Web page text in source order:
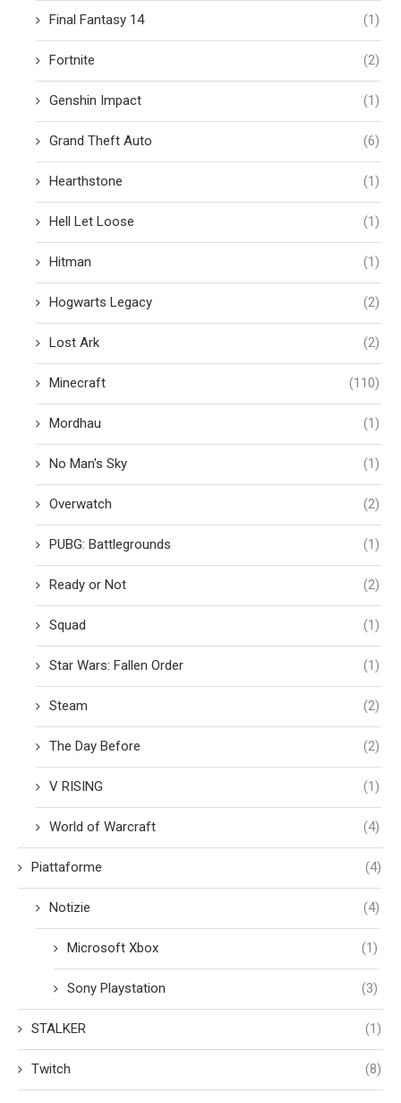
Final Fantasy 14 (1)
Fortnite (2)
Genshin Impact (1)
Grand Theft Auto (6)
Hearthstone (1)
Hell Let Loose (1)
Hitman (1)
Hogwarts Legacy (2)
Lost Ark (2)
Minecraft (110)
Mordhau (1)
No Man's Sky (1)
Overwatch (2)
PUBG: Battlegrounds (1)
Ready or Not (2)
Squad (1)
Star Wars: Fallen Order (1)
Steam (2)
The Day Before (2)
V RISING (1)
World of Warcraft (4)
Piattaforme (4)
Notizie (4)
Microsoft Xbox (1)
Sony Playstation (3)
STALKER (1)
Twitch (8)